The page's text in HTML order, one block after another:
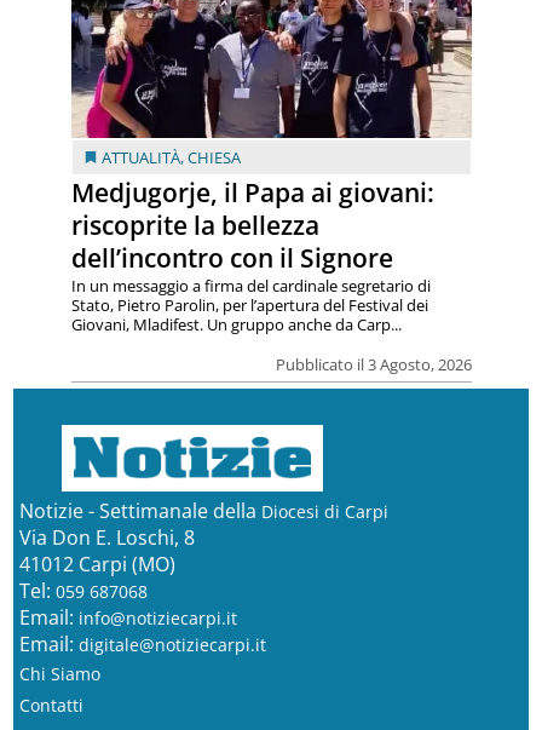
ATTUALITÀ,CHIESA
Medjugorje, il Papa ai giovani:
riscoprite la bellezza
dell’incontro con il Signore
Pubblicato il 3 Agosto, 2026
In un messaggio a firma del cardinale segretario di
Stato, Pietro Parolin, per l’apertura del Festival dei
Giovani, Mladifest. Un gruppo anche da Carp...
Notizie - Settimanale della Diocesi di Carpi
Via Don E. Loschi, 8
41012 Carpi (MO)
Tel: 059 687068
Email: info@notiziecarpi.it
Email: digitale@notiziecarpi.it
Chi Siamo
Contatti